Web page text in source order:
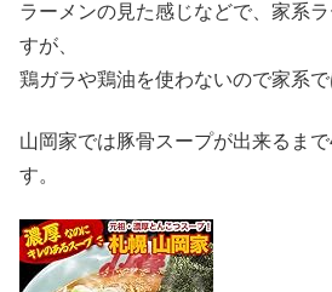
ラーメンの見た感じなどで、家系
すが、
鶏ガラや鶏油を使わないので家系で
山岡家では豚骨スープが出来るま
す。